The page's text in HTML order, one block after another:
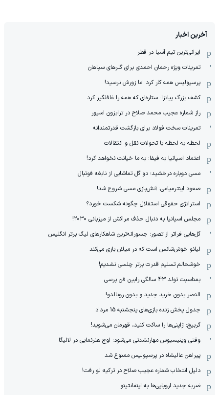
آخرین اخبار
ایرانی‌ترین تیم آسیا در قطر
تمرینات ویژه رحمان احمدی برای گلرهای سپاهان
پرسپولیس همه کار کرد اما زورش نرسید!
کشف بزرگ پیاتزا: ستاره‌ای که همه را غافلگیر کرد
راز شماره عجیب محمد صلاح در ترابزون اسپور
تمرینات سخت فولاد برای بازگشت قدرتمندانه
لحظه به لحظه با تحولات نقل و انتقالات
اعتماد اسپانیا به فیفا: به ما خیانت نخواهد کرد!
مسی دوباره درخشید؛ دو گل تماشایی از نابغه فوتبال
صعود اینترمیامی: آتش‌بازی مسی شروع شد!
استراتژی حقوقی استقلال چگونه شکست خورد؟
مجلس اسپانیا به دنبال حذف مراکش از میزبانی ۲۰۳۰!
گل‌هایی فراتر از تصور؛ جسورانه‌ترین شاهکارهای لیگ برتر انگلیس
لیائو خوش‌شانس است که در میلان بازی می‌کند
خوشحالم تسلیم قدرت برتر چلسی نشدیم!
بمناسبت تولد 43 سالگی رابین فن پرسی
النصر بدون خرید جدید و بدون رونالدو!
جدول پخش زنده بازی‌های پنجشنبه 15 مرداد
گربیج: ژاپنی‌ها را ساکت کنید، قهرمان می‌شوید!
وقتی وینیسیوس مهارنشدنی می‌شود؛ اوج هنرنمایی در لالیگا
پیراهن عالیشاه در پرسپولیس ممنوع شد
دلیل انتخاب شماره عجیب صلاح در ترکیه لو رفت!
ضربه جدید اروپایی‌ها به اینفانتینو